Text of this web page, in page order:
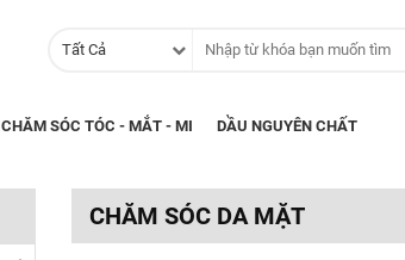
Tất Cả
CHĂM SÓC TÓC - MẮT - MI DẦU NGUYÊN CHẤT
CHĂM SÓC DA MẶT